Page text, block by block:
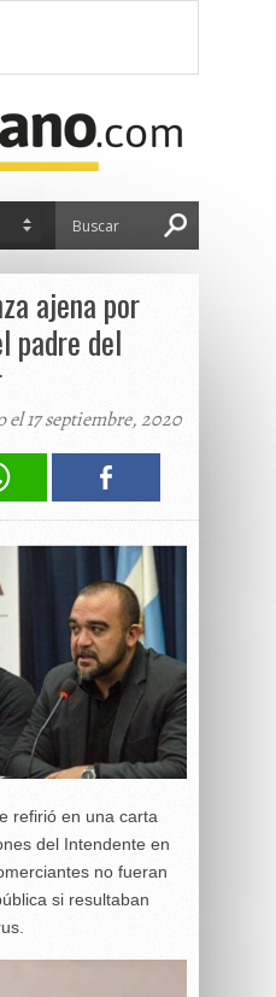
ajena por
padre del
17 septiembre, 2020
refirió en una carta
del Intendente en
no fueran
si resultaban